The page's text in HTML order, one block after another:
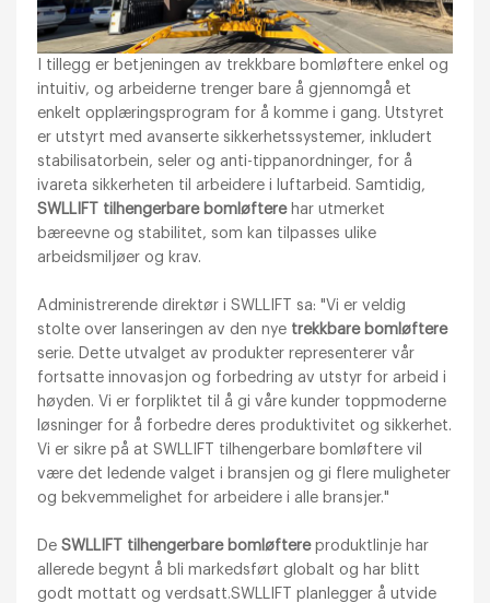
I tillegg er betjeningen av trekkbare bomløftere enkel og
intuitiv, og arbeiderne trenger bare å gjennomgå et
enkelt opplæringsprogram for å komme i gang. Utstyret
er utstyrt med avanserte sikkerhetssystemer, inkludert
stabilisatorbein, seler og anti-tippanordninger, for å
ivareta sikkerheten til arbeidere i luftarbeid. Samtidig,
SWLLIFT tilhengerbare bomløfterehar utmerket
bæreevne og stabilitet, som kan tilpasses ulike
arbeidsmiljøer og krav.
Administrerende direktør i SWLLIFT sa: "Vi er veldig
stolte over lanseringen av den nye trekkbare bomløftere
serie. Dette utvalget av produkter representerer vår
fortsatte innovasjon og forbedring av utstyr for arbeid i
høyden. Vi er forpliktet til å gi våre kunder toppmoderne
løsninger for å forbedre deres produktivitet og sikkerhet.
Vi er sikre på at SWLLIFT tilhengerbare bomløftere vil
være det ledende valget i bransjen og gi flere muligheter
og bekvemmelighet for arbeidere i alle bransjer."
DeSWLLIFT tilhengerbare bomløftereproduktlinje har
allerede begynt å bli markedsført globalt og har blitt
godt mottatt og verdsatt.SWLLIFT planlegger å utvide